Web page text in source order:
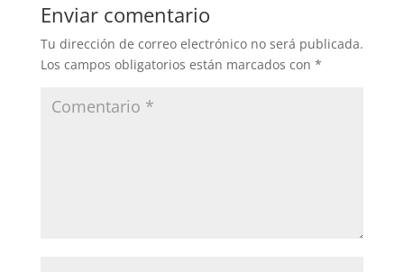
Enviar comentario
Tu dirección de correo electrónico no será publicada.
Los campos obligatorios están marcados con *